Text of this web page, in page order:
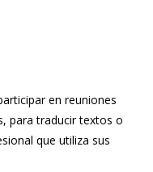
en reuniones
para traducir textos o
que utiliza sus